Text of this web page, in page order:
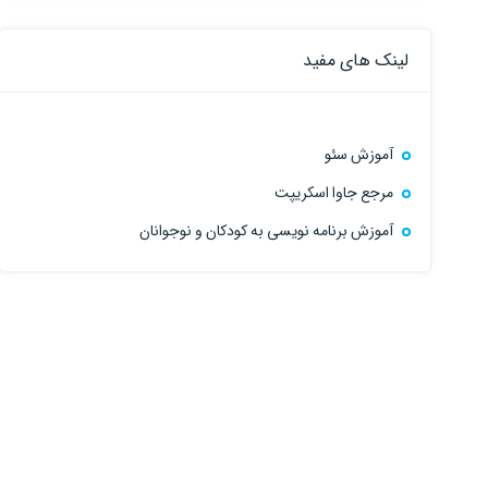
لینک های مفید
آموزش سئو
مرجع جاوا اسکریپت
آموزش برنامه نویسی به کودکان و نوجوانان